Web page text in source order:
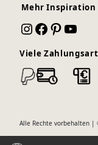
Mehr Inspiration
InstagramFacebook Pinterest YouTube
Viele
Alle Rechte vorbehalten |